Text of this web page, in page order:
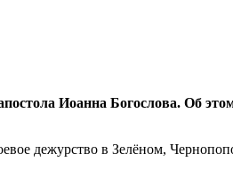
Иоанна Богослова. Об
дежурство в Зелёном,